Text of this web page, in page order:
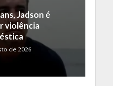
Jadson é
violência
de 2026